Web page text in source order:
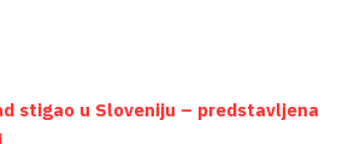
stigao u Sloveniju – predstavljena